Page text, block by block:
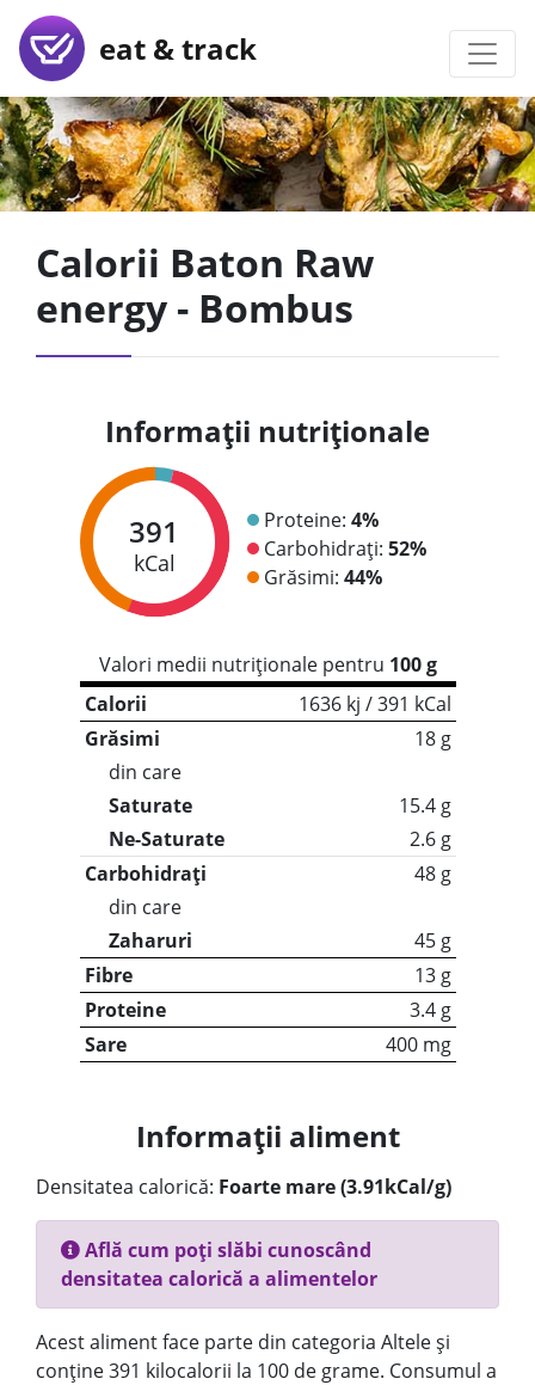
eat & track
Calorii Baton Raw
energy - Bombus
Informații nutriționale
391
kCal
Proteine: 4%
Carbohidrați: 52%
Grăsimi: 44%
Valori medii nutriționale pentru 100 g
Calorii
1636 kj / 391 kCal
Grăsimi
18 g
din care
Saturate
15.4 g
Ne-Saturate
2.6 g
Carbohidrați
48 g
din care
Zaharuri
45 g
Fibre
13 g
Proteine
3.4 g
Sare
400 mg
Informații aliment
Densitatea calorică: Foarte mare (3.91kCal/g)
Află cum poți slăbi cunoscând
densitatea calorică a alimentelor
Acest aliment face parte din categoria Altele și
conține 391 kilocalorii la 100 de grame. Consumul a